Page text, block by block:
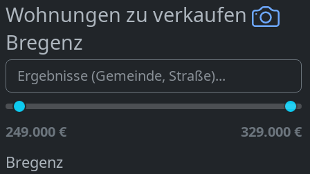
Wohnungen zu verkaufen
Bregenz
249.000 € 329.000 €
Bregenz